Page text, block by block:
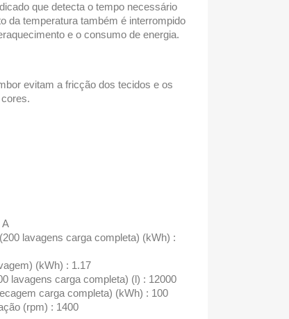
que detecta o tempo necessário
da temperatura também é interrompido
e o consumo de energia.
evitam a fricção dos tecidos e os
A
lavagens carga completa) (kWh) :
(kWh) : 1.17
lavagens carga completa) (l) : 12000
carga completa) (kWh) : 100
(rpm) : 1400